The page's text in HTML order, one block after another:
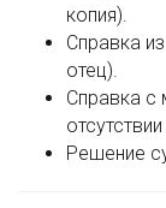
копия).
Справка
отец).
Справка с
Решение